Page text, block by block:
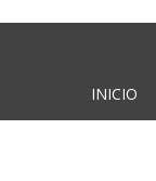
INICIO